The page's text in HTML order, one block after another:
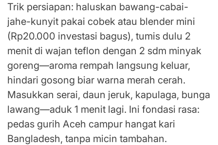
Trik persiapan: haluskan bawang-cabai-
jahe-kunyit pakai cobek atau blender mini
(Rp20.000 investasi bagus), tumis dulu 2
menit di wajan teflon dengan 2 sdm minyak
goreng—aroma rempah langsung keluar,
hindari gosong biar warna merah cerah.
Masukkan serai, daun jeruk, kapulaga, bunga
lawang—aduk 1 menit lagi. Ini fondasi rasa:
pedas gurih Aceh campur hangat kari
Bangladesh, tanpa micin tambahan.